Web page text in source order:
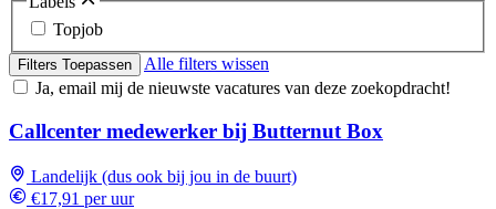
Topjob
Filters Toepassen
Alle filters wissen
Ja, email mij de nieuwste vacatures van deze zoekopdracht!
Callcenter medewerker bij Butternut Box
Landelijk (dus ook bij jou in de buurt)
€17,91 per uur